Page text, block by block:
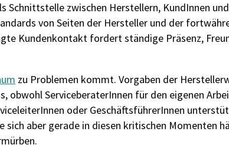
zwischen Herstellern, KundInnen
von Seiten der Hersteller und der
Kundenkontakt fordert ständige Präsenz,
zu Problemen kommt. Vorgaben der
obwohl ServiceberaterInnen für den eigenen
oder GeschäftsführerInnen
aber gerade in diesen kritischen Momenten